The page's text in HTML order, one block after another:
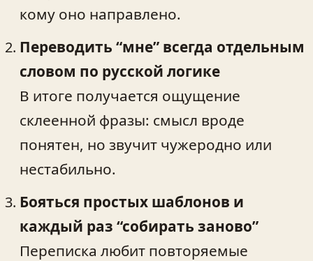
кому оно направлено.
Переводить “мне” всегда отдельным
словом по русской логике
В итоге получается ощущение
склеенной фразы: смысл вроде
понятен, но звучит чужеродно или
нестабильно.
Бояться простых шаблонов и
каждый раз “собирать заново”
Переписка любит повторяемые